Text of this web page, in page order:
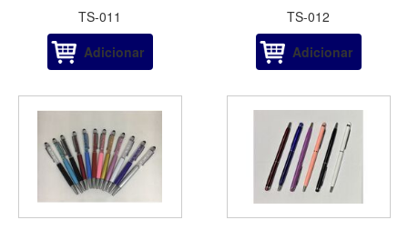
TS-011
Adicionar
TS-012
Adicionar